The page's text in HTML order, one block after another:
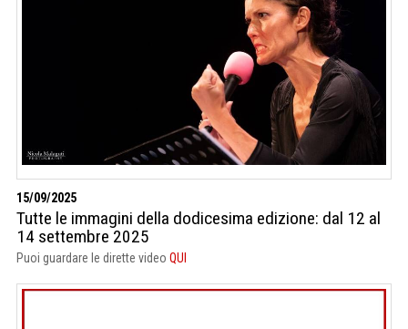
15/09/2025
Tutte le immagini della dodicesima edizione: dal 12 al
14 settembre 2025
Puoi guardare le dirette video QUI